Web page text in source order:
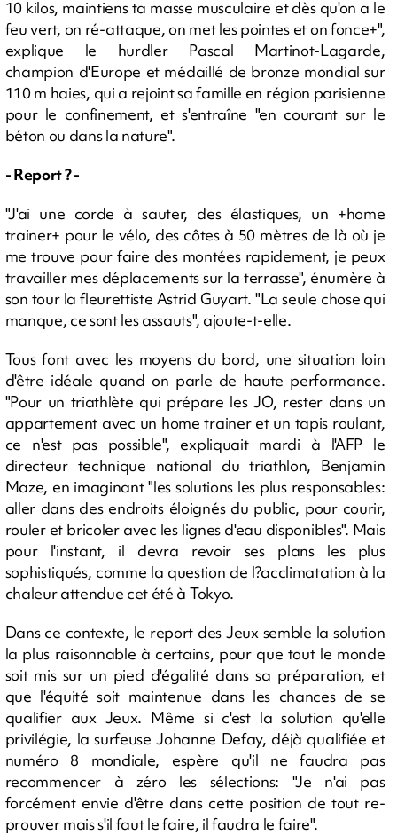
10 kilos, maintiens ta masse musculaire et dès qu'on a le
feu vert, on ré-attaque, on met les pointes et on fonce+",
explique le hurdler Pascal Martinot-Lagarde,
champion d'Europe et médaillé de bronze mondial sur
110 m haies, qui a rejoint sa famille en région parisienne
pour le confinement, et s'entraîne "en courant sur le
béton ou dans la nature".
- Report ? -
"J'ai une corde à sauter, des élastiques, un +home
trainer+ pour le vélo, des côtes à 50 mètres de là où je
me trouve pour faire des montées rapidement, je peux
travailler mes déplacements sur la terrasse", énumère à
son tour la fleurettiste Astrid Guyart. "La seule chose qui
manque, ce sont les assauts", ajoute-t-elle.
Tous font avec les moyens du bord, une situation loin
d'être idéale quand on parle de haute performance.
"Pour un triathlète qui prépare les JO, rester dans un
appartement avec un home trainer et un tapis roulant,
ce n'est pas possible", expliquait mardi à l'AFP le
directeur technique national du triathlon, Benjamin
Maze, en imaginant "les solutions les plus responsables:
aller dans des endroits éloignés du public, pour courir,
rouler et bricoler avec les lignes d'eau disponibles". Mais
pour l'instant, il devra revoir ses plans les plus
sophistiqués, comme la question de l?acclimatation à la
chaleur attendue cet été à Tokyo.
Dans ce contexte, le report des Jeux semble la solution
la plus raisonnable à certains, pour que tout le monde
soit mis sur un pied d'égalité dans sa préparation, et
que l'équité soit maintenue dans les chances de se
qualifier aux Jeux. Même si c'est la solution qu'elle
privilégie, la surfeuse Johanne Defay, déjà qualifiée et
numéro 8 mondiale, espère qu'il ne faudra pas
recommencer à zéro les sélections: "Je n'ai pas
forcément envie d'être dans cette position de tout re-
prouver mais s'il faut le faire, il faudra le faire".